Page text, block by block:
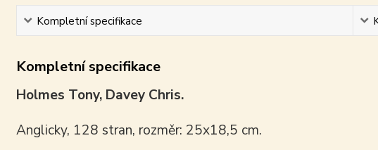
Kompletní specifikace
Kompletní specifikace
Holmes Tony, Davey Chris.
Anglicky, 128 stran, rozměr: 25x18,5 cm.